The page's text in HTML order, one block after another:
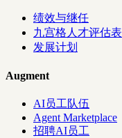
绩效与继任
九宫格人才评估表
发展计划
Augment
AI员工队伍
Agent Marketplace
招聘AI员工